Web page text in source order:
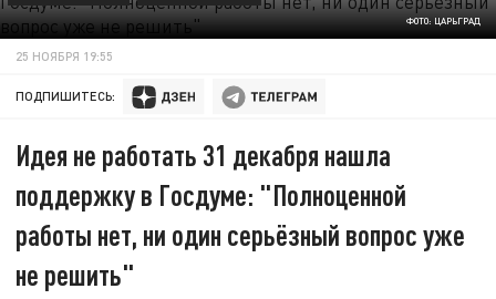
ФОТО: ЦАРЬГРАД
25 НОЯБРЯ 19:55
ПОДПИШИТЕСЬ:
Идея не работать 31 декабря нашла
поддержку в Госдуме: "Полноценной
работы нет, ни один серьёзный вопрос уже
не решить"